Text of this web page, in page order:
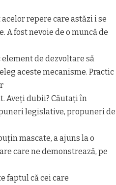
repere care astăzi i se
A fost nevoie de o muncă de
de dezvoltare să
aceste mecanisme. Practic
Aveți dubii? Căutați în
legislative, propuneri de
mascate, a ajuns la o
care ne demonstrează, pe
faptul că cei care